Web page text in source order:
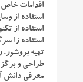
اقدامات خاص
استفاده از
استفاده از
استفاده زا
تهیه
طراحی و
معرفی دانش